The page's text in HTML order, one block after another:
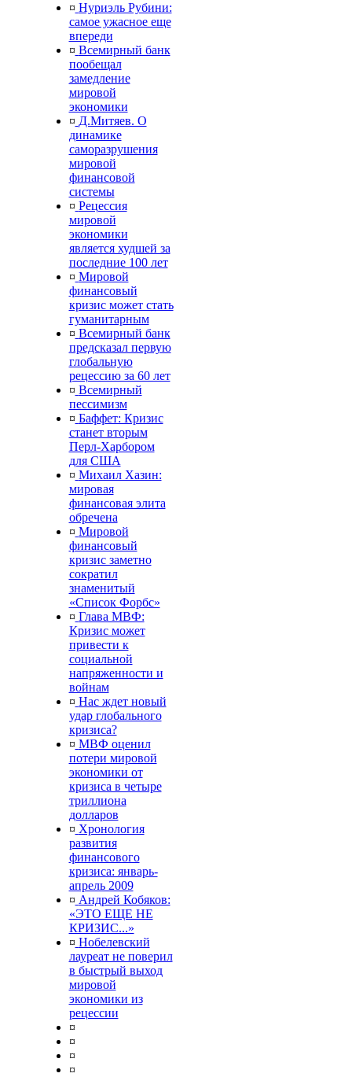
¤ Нуриэль Рубини:
самое ужасное еще
впереди
¤ Всемирный банк
пообещал
замедление
мировой
экономики
¤ Д.Митяев. О
динамике
саморазрушения
мировой
финансовой
системы
¤ Рецессия
мировой
экономики
является худшей за
последние 100 лет
¤ Мировой
финансовый
кризис может стать
гуманитарным
¤ Всемирный банк
предсказал первую
глобальную
рецессию за 60 лет
¤ Всемирный
пессимизм
¤ Баффет: Кризис
станет вторым
Перл-Харбором
для США
¤ Михаил Хазин:
мировая
финансовая элита
обречена
¤ Мировой
финансовый
кризис заметно
сократил
знаменитый
«Список Форбс»
¤ Глава МВФ:
Кризис может
привести к
социальной
напряженности и
войнам
¤ Нас ждет новый
удар глобального
кризиса?
¤ МВФ оценил
потери мировой
экономики от
кризиса в четыре
триллиона
долларов
¤ Хронология
развития
финансового
кризиса: январь-
апрель 2009
¤ Андрей Кобяков:
«ЭТО ЕЩЕ НЕ
КРИЗИС...»
¤ Нобелевский
лауреат не поверил
в быстрый выход
мировой
экономики из
рецессии
¤
¤
¤
¤